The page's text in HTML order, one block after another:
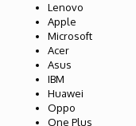
Lenovo
Apple
Microsoft
Acer
Asus
IBM
Huawei
Oppo
One Plus